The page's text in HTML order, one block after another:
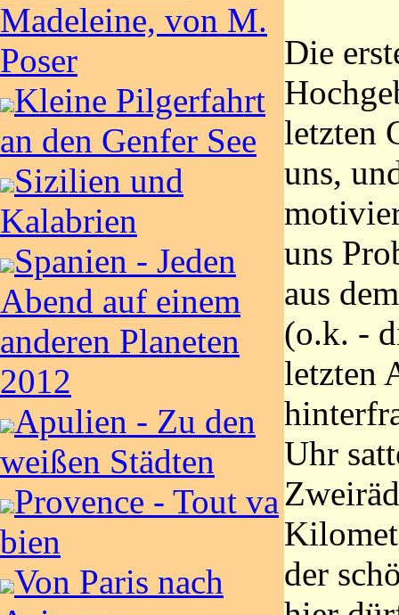
Madeleine, von M.
Poser
Kleine Pilgerfahrt
an den Genfer See
Sizilien und
Kalabrien
Spanien - Jeden
Abend auf einem
anderen Planeten
2012
Apulien - Zu den
weißen Städten
Provence - Tout va
bien
Von Paris nach
Die
letzten
uns,
uns
aus
(o.k. -
letzten
Uhr
der